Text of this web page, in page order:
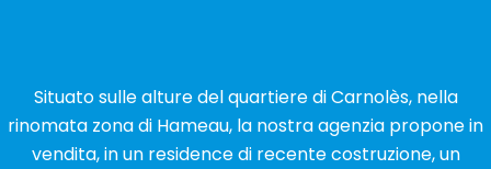
Situato sulle alture del quartiere di Carnolès, nella
rinomata zona di Hameau, la nostra agenzia propone in
vendita, in un residence di recente costruzione, un